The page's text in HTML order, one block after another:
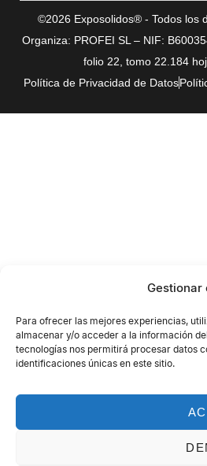
Gestionar
Para ofrecer las mejores experiencias,
almacenar y/o acceder a la información
tecnologías nos permitirá procesar datos
identificaciones únicas en este sitio.
©2026 Exposolidos® - Todos los
Organiza: PROFEI SL – NIF:
folio 22, tomo 22.184
Política de Privacidad de Datos